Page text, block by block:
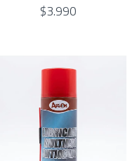
$3.990